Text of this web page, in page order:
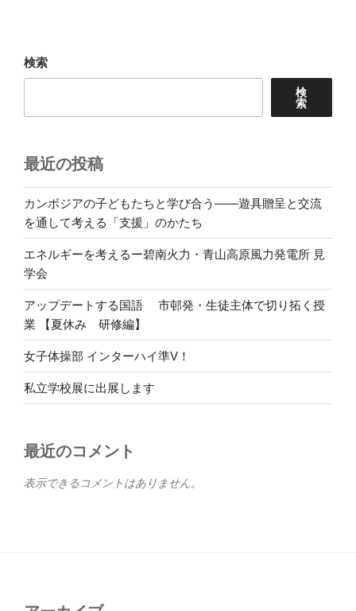
ン
検索
検
索
最近の投稿
カンボジアの子どもたちと学び合う――遊具贈呈と交流
を通して考える「支援」のかたち
エネルギーを考えるー碧南火力・青山高原風力発電所 見
学会
アップデートする国語 市邨発・生徒主体で切り拓く授
業 【夏休み 研修編】
女子体操部 インターハイ準V！
私立学校展に出展します
最近のコメント
表示できるコメントはありません。